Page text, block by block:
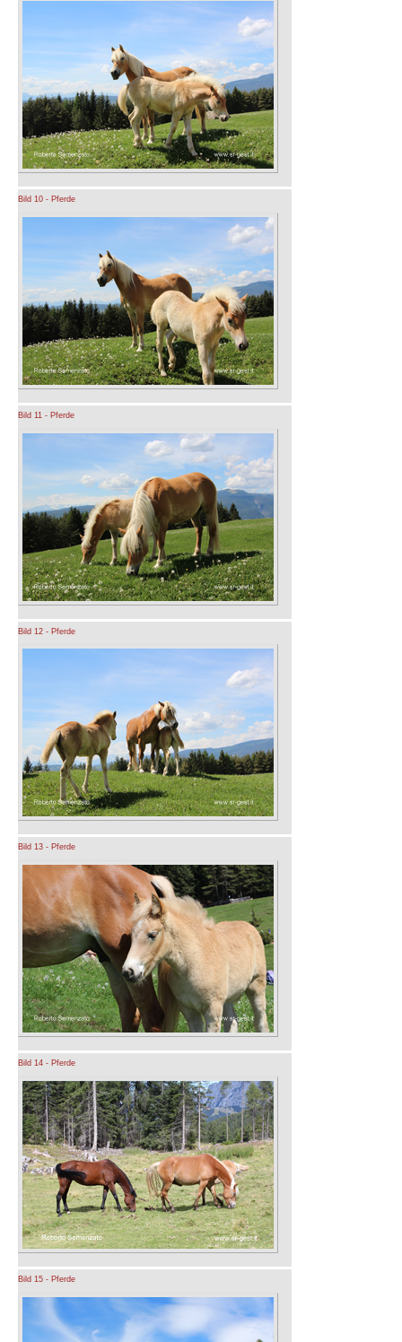
Bild 10 - Pferde
Bild 11 - Pferde
Bild 12 - Pferde
Bild 13 - Pferde
Bild 14 - Pferde
Bild 15 - Pferde